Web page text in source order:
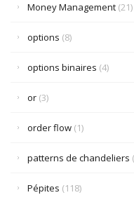
Money Management (21)
options (8)
options binaires (4)
or (3)
order flow (1)
patterns de chandeliers
Pépites (118)